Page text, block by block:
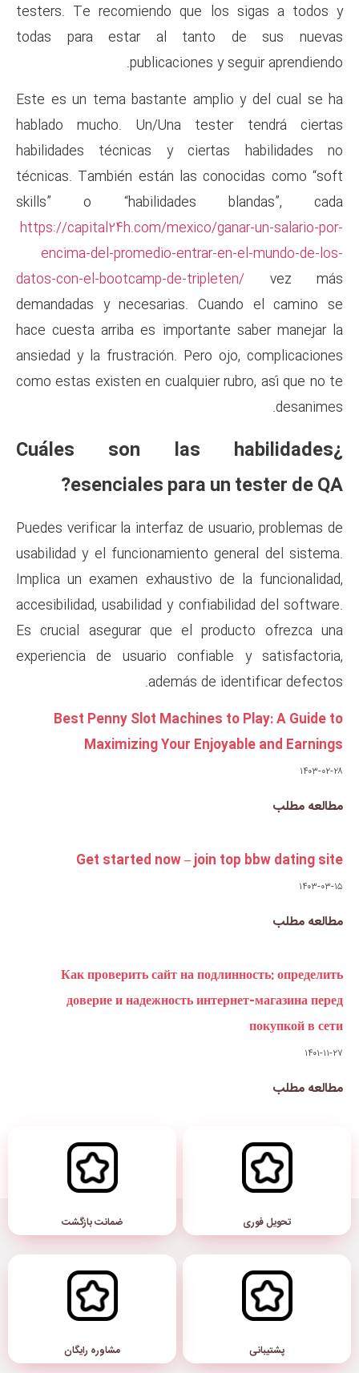
testers. Te recomiendo
todas para estar al
Este es un tema bastante
hablado mucho. Un/Una
habilidades técnicas y
técnicas. También están las
skills” o “habilidades
https://capital24h.com/
encima-del-promedio-
datos-con-el-bootcamp-de-
demandadas y necesarias.
hace cuesta arriba es
ansiedad y la frustración.
como estas existen en
¿Cuáles son las
esenciales para
Puedes verificar la interfaz de
usabilidad y el
Implica un examen
accesibilidad, usabilidad y
Es crucial asegurar que el
experiencia de usuario
además
Best Penny Slot
Maximizing Your
Get started now –
Как проверить сайт на
доверие и надежность
ضمانت بازگشت
مشاوره رایگان